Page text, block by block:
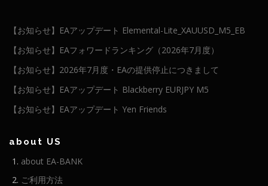
【お知らせ】EAアップデート Elemental-Lite_XAUUSD_M5_EB
【お知らせ】EAフォワードランキング（2026年7月度）
【お知らせ】2026年7月度・EAの提供停止につきまして
【お知らせ】EAアップデート Blackberry EURJPY M5
【お知らせ】EAアップデート Yen Friends
about US
about EA-BANK
ご利用方法